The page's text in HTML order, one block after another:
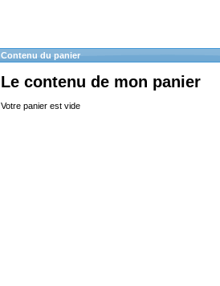
Contenu du panier
Le contenu de mon panier
Votre panier est vide